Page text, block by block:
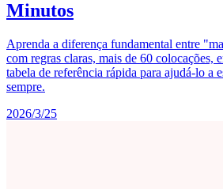
Minutos
Aprenda a diferença fundamental entre
com regras claras, mais de 60 colocações,
tabela de referência rápida para ajudá-lo a
sempre.
2026/3/25